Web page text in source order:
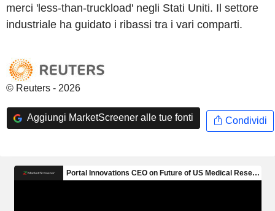
merci 'less-than-truckload' negli Stati Uniti. Il settore
industriale ha guidato i ribassi tra i vari comparti.
© Reuters - 2026
Aggiungi MarketScreener alle tue fonti Condividi